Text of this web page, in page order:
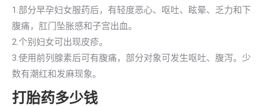
1.部分早孕妇女服药后，有轻度恶心、呕吐、眩晕、乏力和下
腹痛，肛门坠胀感和子宫出血。
2.个别妇女可出现皮疹。
3.使用前列腺素后可有腹痛，部分对象可发生呕吐、腹泻。少
数有潮红和发麻现象。
打胎药多少钱